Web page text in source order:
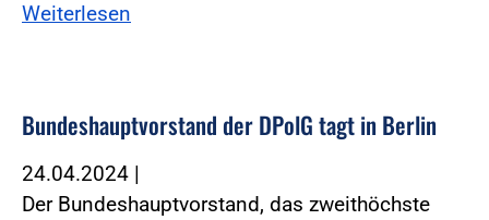
Weiterlesen
Bundeshauptvorstand der DPolG tagt in Berlin
24.04.2024 |
Der Bundeshauptvorstand, das zweithöchste